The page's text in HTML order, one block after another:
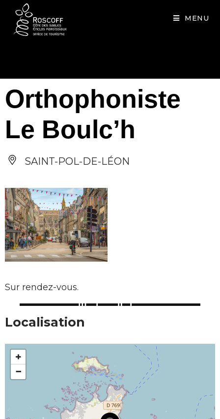
MENU
Orthophoniste
Le Boulc’h
SAINT-POL-DE-LÉON
Sur rendez-vous.
Localisation
+
−
Cookies management panel